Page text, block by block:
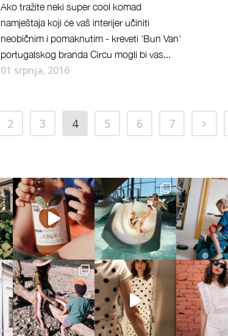
Ako tražite neki super cool komad
namještaja koji će vaš interijer učiniti
neobičnim i pomaknutim - kreveti 'Bun Van'
portugalskog branda Circu mogli bi vas...
01 srpnja, 2016
2 3 4 5 6 7